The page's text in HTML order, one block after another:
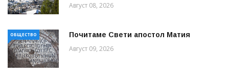
Август 08, 2026
ОБЩЕСТВО Почитаме Свети апостол Матия
Август 09, 2026